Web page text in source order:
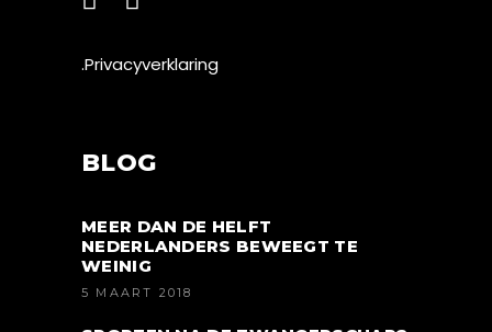
.Privacyverklaring
BLOG
MEER DAN DE HELFT
NEDERLANDERS BEWEEGT TE
WEINIG
5 MAART 2018